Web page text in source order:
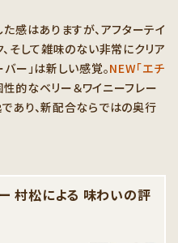
感はありますが、アフターテイ
そして雑味のない非常にクリア
ー」は新しい感覚。NEW「エチ
性的なベリー＆ワイニーフレー
あり、新配合ならではの奥行
村松による 味わいの評